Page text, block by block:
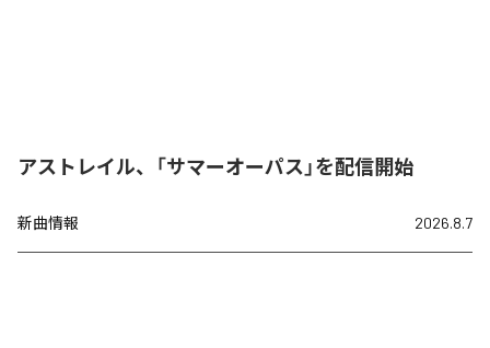
アストレイル、「サマーオーパス」を配信開始
新曲情報 2026.8.7